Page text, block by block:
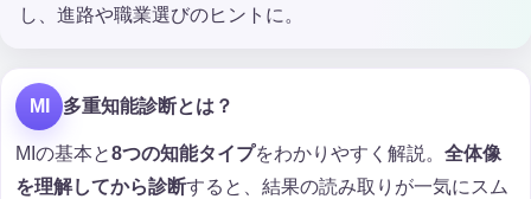
し、進路や職業選びのヒントに。
MI 多重知能診断とは？
MIの基本と8つの知能タイプをわかりやすく解説。 全体像
を理解してから診断すると、結果の読み取りが一気にスム